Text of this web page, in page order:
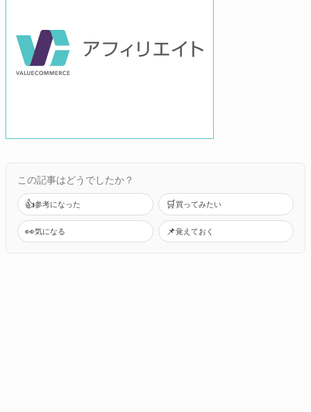
この記事はどうでしたか？
👍参考になった 🛒買ってみたい
👀気になる 📌覚えておく